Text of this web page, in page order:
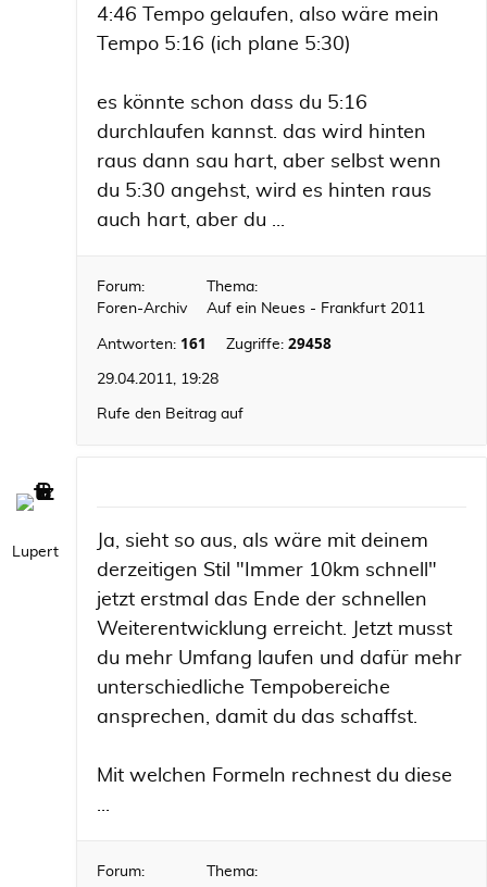
4:46 Tempo gelaufen, also wäre mein
Tempo 5:16 (ich plane 5:30)
es könnte schon dass du 5:16
durchlaufen kannst. das wird hinten
raus dann sau hart, aber selbst wenn
du 5:30 angehst, wird es hinten raus
auch hart, aber du ...
Forum:
Foren-Archiv
Thema:
Auf ein Neues - Frankfurt 2011
Antworten: 161 Zugriffe: 29458
29.04.2011, 19:28
Rufe den Beitrag auf
Lupert
Ja, sieht so aus, als wäre mit deinem
derzeitigen Stil "Immer 10km schnell"
jetzt erstmal das Ende der schnellen
Weiterentwicklung erreicht. Jetzt musst
du mehr Umfang laufen und dafür mehr
unterschiedliche Tempobereiche
ansprechen, damit du das schaffst.
Mit welchen Formeln rechnest du diese
...
Forum:
Thema: